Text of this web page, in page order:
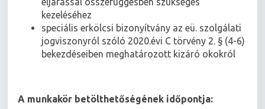
kezeléséhez
speciális erkölcsi bizonyítvány az eü. szolgálati
jogviszonyról szóló 2020.évi C törvény 2. § (4-6)
bekezdéseiben meghatározott kizáró okokról
A munkakör betölthetőségének időpontja: